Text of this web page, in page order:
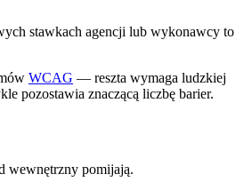
stawkach agencji lub wykonawcy to
WCAG — reszta wymaga ludzkiej
pozostawia znaczącą liczbę barier.
wewnętrzny pomijają.